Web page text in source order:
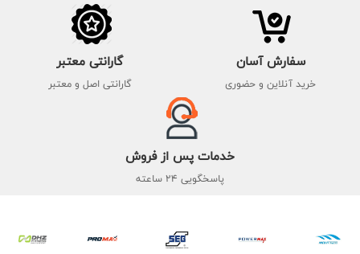
سفارش آسان
خرید آنلاین و حضوری
گارانتی معتبر
گارانتی اصل و معتبر
خدمات پس از فروش
پاسخگویی 24 ساعته